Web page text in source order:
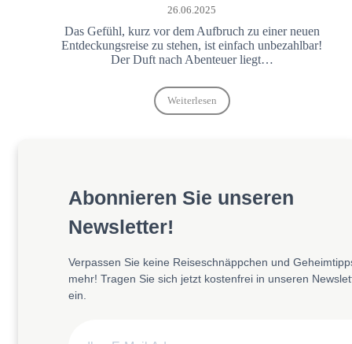
26.06.2025
Das Gefühl, kurz vor dem Aufbruch zu einer neuen
Entdeckungsreise zu stehen, ist einfach unbezahlbar!
Der Duft nach Abenteuer liegt…
Weiterlesen
Abonnieren Sie unseren
Newsletter!
Verpassen Sie keine Reiseschnäppchen und
mehr! Tragen Sie sich jetzt kostenfrei in unseren
ein.